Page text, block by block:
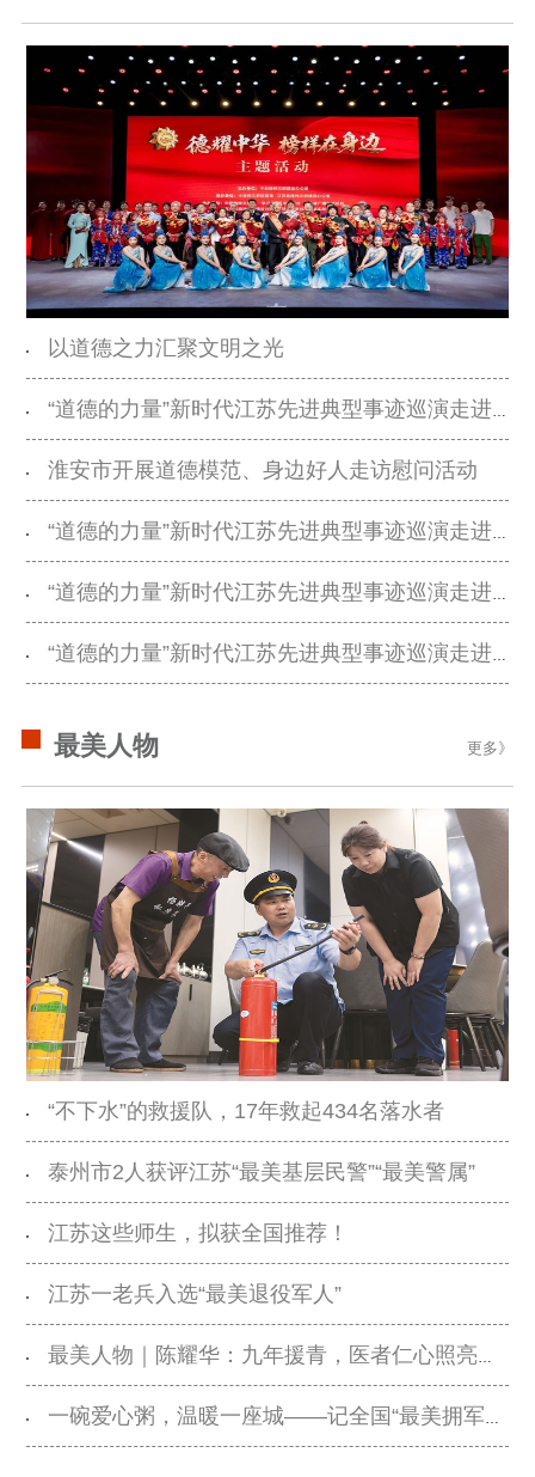
红色资源保护利
用
新闻出版
精品出版 全民阅读
出版监管
扫黄打非
电影工作
机关党建
党建要闻 学习在线
文化人才
紫金人才 职称评审
数据资源
公共服务
提升资源库
登记服务
科研创新
服务管理平台
智库服务
管理平台
文艺创作
服务管理
文化产业
统计分析
数字出版
审读服务
新闻发布工作备
案管理系统
电影
服务
理论宣讲
共建共享平台
政工继续教育学
习平台
责任编辑注册
业务申报系统
以道德之力汇聚文明之光
“道德的力量”新时代江苏先进典型事迹巡演走进宿迁沭阳
淮安市开展道德模范、身边好人走访慰问活动
“道德的力量”新时代江苏先进典型事迹巡演走进泰兴
“道德的力量”新时代江苏先进典型事迹巡演走进连云港市灌云县
“道德的力量”新时代江苏先进典型事迹巡演走进镇江句容
最美人物 更多》
“不下水”的救援队，17年救起434名落水者
泰州市2人获评江苏“最美基层民警”“最美警属”
江苏这些师生，拟获全国推荐！
江苏一老兵入选“最美退役军人”
最美人物｜陈耀华：九年援青，医者仁心照亮高原
一碗爱心粥，温暖一座城——记全国“最美拥军人物”张志光